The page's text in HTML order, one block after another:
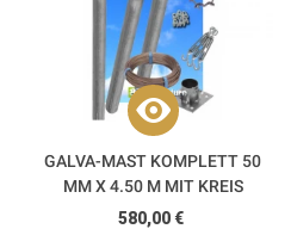
GALVA-MAST KOMPLETT 50
MM X 4.50 M MIT KREIS
WINDFAHNE
580,00 €